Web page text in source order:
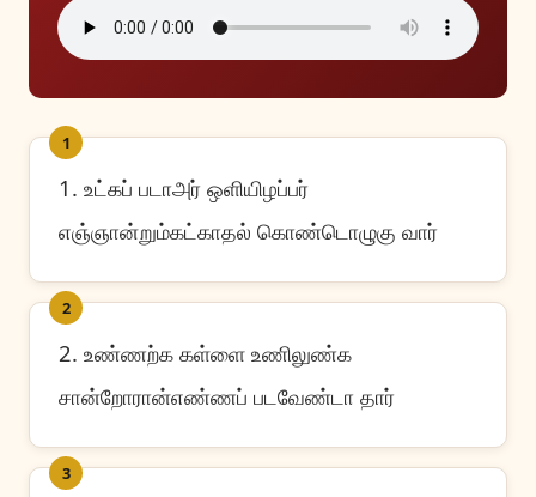
1
1. உட்கப் படாஅர் ஒளியிழப்பர்
எஞ்ஞான்றும்கட்காதல் கொண்டொழுகு வார்
2
2. உண்ணற்க கள்ளை உணிலுண்க
சான்றோரான்எண்ணப் படவேண்டா தார்
3